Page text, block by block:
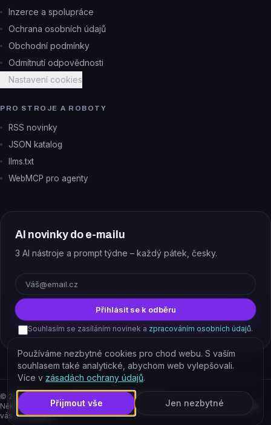
Inzerce a spolupráce
Ochrana osobních údajů
Obchodní podmínky
Odmítnutí odpovědnosti
Nastavení cookies
PRO STROJE A ROBOTY
RSS novinky
JSON katalog
llms.txt
WebMCP pro agenty
AI novinky do e-mailu
3 AI nástroje a prompt týdne – každý pátek, česky.
Přihlásit se k odběru
Souhlasím se zasíláním novinek a zpracováním osobních údajů.
© 2026
EJAJ s.r.o. – všechna práva vyhrazena.
Některé odkazy jsou affiliate. Podporujete tím provoz katalogu, cena pro
vás se nemění.
Používáme nezbytné cookies pro chod webu. S vaším
souhlasem také analytické, abychom web vylepšovali.
Více v zásadách ochrany údajů.
Přijmout vše Jen nezbytné